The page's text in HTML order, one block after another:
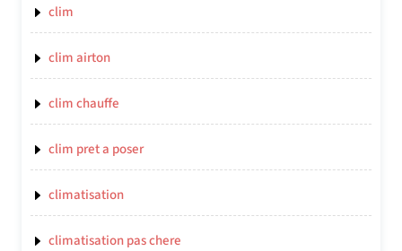
clim
clim airton
clim chauffe
clim pret a poser
climatisation
climatisation pas chere